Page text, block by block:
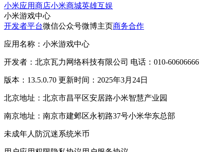
小米应用商店小米商城英雄互娱
小米游戏中心
开发者平台微信公众号微博主页商务合作
应用名称：小米游戏中心
开发者：北京瓦力网络科技有限公司 电话：010-60606666
版本：13.5.0.70 更新时间：2025年3月24日
北京地址：北京市昌平区安居路小米智慧产业园
南京地址：南京市建邺区永初路37号小米华东总部
未成年人防沉迷系统米币